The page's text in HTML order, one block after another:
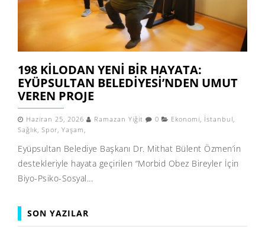
198 KILODAN YENI BIR HAYATA:
EYÜPSULTAN BELEDIYESI’NDEN UMUT
VEREN PROJE
Haziran 25, 2026 Ramazan Yiğit 0 Ekonomi İstanbul
Sağlık Spor Yaşam
Eyüpsultan Belediye Başkanı Dr. Mithat Bülent Özmen’in
destekleriyle hayata geçirilen “Morbid Obez Bireyler İçin
Biyo-Psiko-Sosyal...
SON YAZILAR